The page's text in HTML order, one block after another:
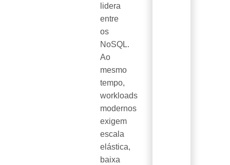
lidera
entre
os
NoSQL.
Ao
mesmo
tempo,
workloads
modernos
exigem
escala
elástica,
baixa